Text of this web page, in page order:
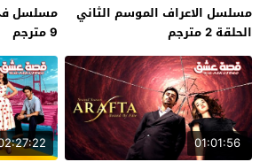
مسلسل الاعراف الموسم الثاني
الحلقة 2 مترجم
مسلسل
9 مترجم
01:01:56